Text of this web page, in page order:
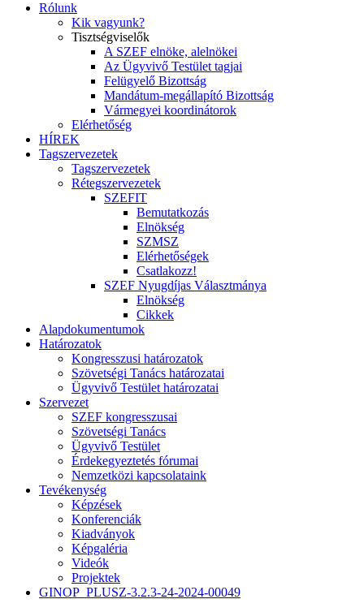
Rólunk
Kik vagyunk?
Tisztségviselők
A SZEF elnöke, alelnökei
Az Ügyvivő Testület tagjai
Felügyelő Bizottság
Mandátum-megállapító Bizottság
Vármegyei koordinátorok
Elérhetőség
HÍREK
Tagszervezetek
Tagszervezetek
Rétegszervezetek
SZEFIT
Bemutatkozás
Elnökség
SZMSZ
Elérhetőségek
Csatlakozz!
SZEF Nyugdíjas Választmánya
Elnökség
Cikkek
Alapdokumentumok
Határozatok
Kongresszusi határozatok
Szövetségi Tanács határozatai
Ügyvivő Testület határozatai
Szervezet
SZEF kongresszusai
Szövetségi Tanács
Ügyvivő Testület
Érdekegyeztetés fórumai
Nemzetközi kapcsolataink
Tevékenység
Képzések
Konferenciák
Kiadványok
Képgaléria
Videók
Projektek
GINOP_PLUSZ-3.2.3-24-2024-00049